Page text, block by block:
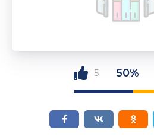
5 50%